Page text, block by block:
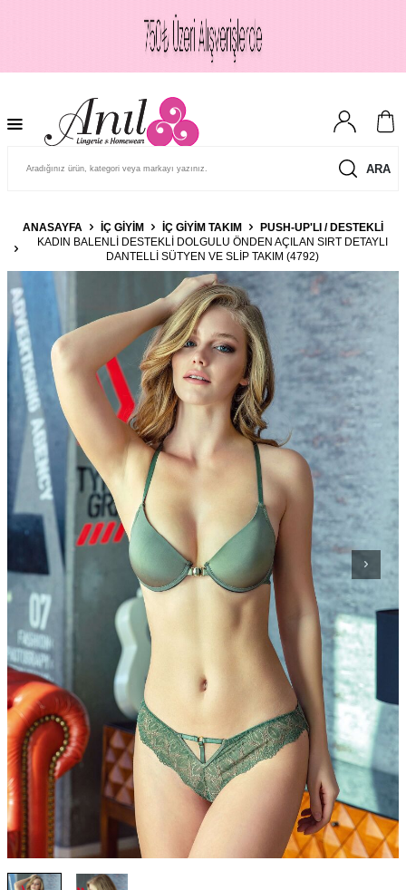
ARA
ANASAYFA İÇ GIYIM İÇ GIYIM TAKIM
PUSH-UP'LI / DESTEKLI
KADIN BALENLI DESTEKLI DOLGULU ÖNDEN AÇILAN SIRT DETAYLI
DANTELLI SÜTYEN VE SLIP TAKIM (4792)